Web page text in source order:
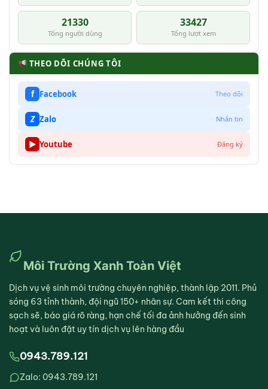
21330
Tổng người dùng
33427
Tổng lượt xem
THEO DÕI CHÚNG TÔI
f Facebook Theo dõi
Z Zalo Nhắn tin
▶ Youtube Đăng ký
Môi Trường Xanh Toàn Việt
Dịch vụ vệ sinh môi trường chuyên nghiệp, thành lập 2011. Phủ
sóng 63 tỉnh thành, đội ngũ 150+ nhân sự. Cam kết thi công
sạch sẽ, báo giá rõ ràng, hạn chế tối đa ảnh hưởng đến sinh
hoạt và luôn đặt uy tín dịch vụ lên hàng đầu
0943.789.121
Zalo: 0943.789.121